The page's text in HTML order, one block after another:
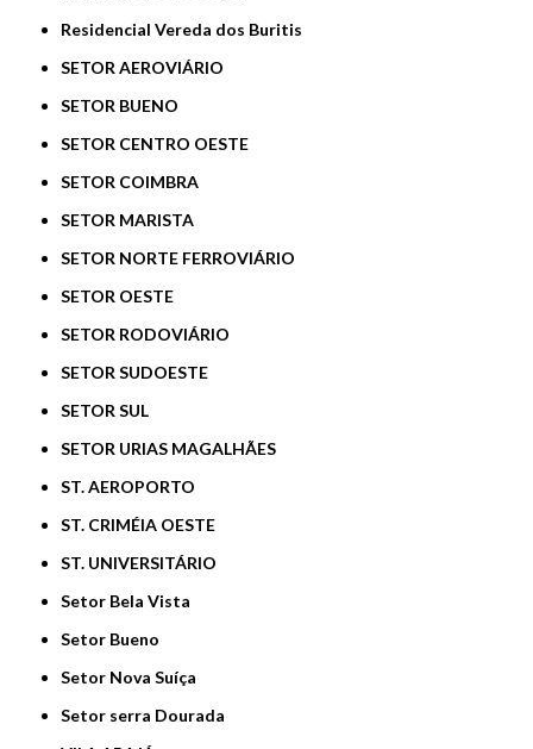
Residencial Vereda dos Buritis
SETOR AEROVIÁRIO
SETOR BUENO
SETOR CENTRO OESTE
SETOR COIMBRA
SETOR MARISTA
SETOR NORTE FERROVIÁRIO
SETOR OESTE
SETOR RODOVIÁRIO
SETOR SUDOESTE
SETOR SUL
SETOR URIAS MAGALHÃES
ST. AEROPORTO
ST. CRIMÉIA OESTE
ST. UNIVERSITÁRIO
Setor Bela Vista
Setor Bueno
Setor Nova Suíça
Setor serra Dourada